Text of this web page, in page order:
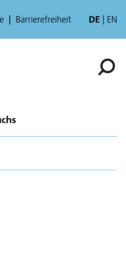
Barrierefreiheit DE EN